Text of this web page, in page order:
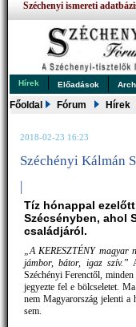
Széchenyi ismereti
Hírek Előadások
Főoldal Fórum Hírek
2018-02-23 16:23
Széchényi Kálmán
|
Tíz hónappal
Szécsényben, ahol
családjáról.
„A KERESZTÉNY magyar
jámbor, bátor, igaz szív.”
Széchényi Ferenctől,
jegyezte fel e bölcseletet.
nem Magyarország jelenti a
sem.